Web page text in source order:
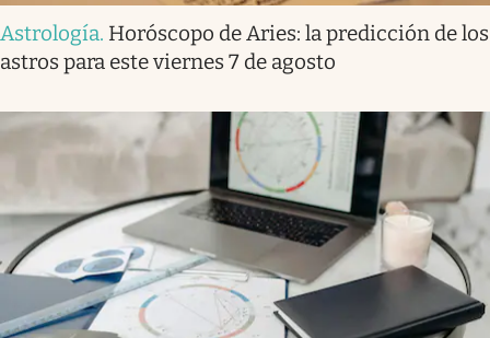
Astrología. Horóscopo de Aries: la predicción de los
astros para este viernes 7 de agosto